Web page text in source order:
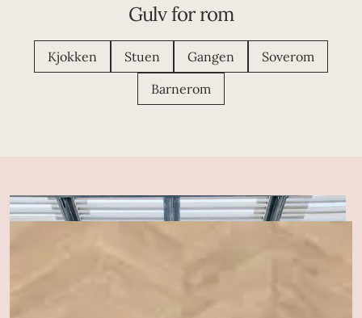
Gulv for rom
Kjokken Stuen Gangen
Soverom
Barnerom